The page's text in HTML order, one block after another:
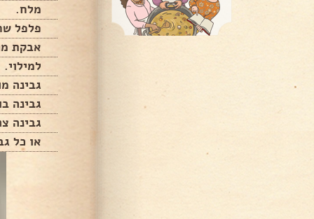
מלח.
פלפל
אבקת
למילוי.
גבינה
גבינה
גבינה
או כל